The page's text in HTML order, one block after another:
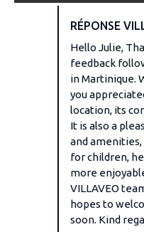
RÉPONSE
Hello Julie,
feedback
in Martinique.
you
location, its
It is also a
and
for children,
more
VILLAVEO
hopes to
soon. Kind